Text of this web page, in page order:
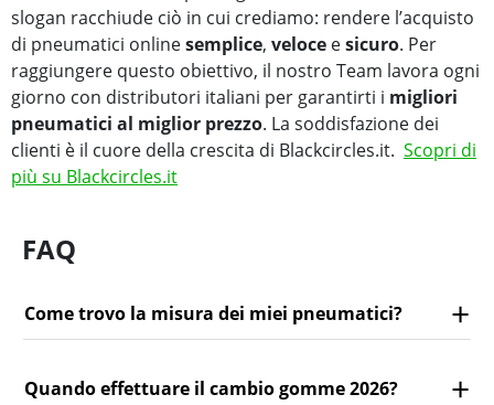
slogan racchiude ciò in cui crediamo: rendere l’acquisto
di pneumatici onlinesemplice, veloce esicuro. Per
raggiungere questo obiettivo, il nostro Team lavora ogni
giorno con distributori italiani per garantirti i migliori
pneumatici al miglior prezzo. La soddisfazione dei
clienti è il cuore della crescita di Blackcircles.it. Scopri di
più su Blackcircles.it
FAQ
Come trovo la misura dei miei pneumatici?
Quando effettuare il cambio gomme 2026?